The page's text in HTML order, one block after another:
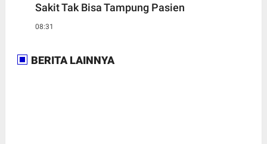
Sakit Tak Bisa Tampung Pasien
08:31
BERITA LAINNYA